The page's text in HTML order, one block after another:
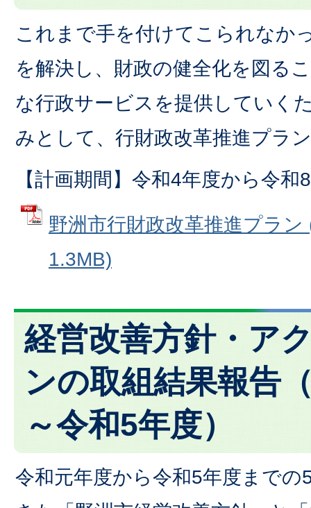
これまで手を付けてこられなか
を解決し、財政の健全化を図る
な行政サービスを提供していく
みとして、行財政改革推進プラ
【計画期間】令和4年度から令和
野洲市行財政改革推進プラ
1.3MB)
経営改善方針・ア
ンの取組結果報告
～令和5年度）
令和元年度から令和5年度までの